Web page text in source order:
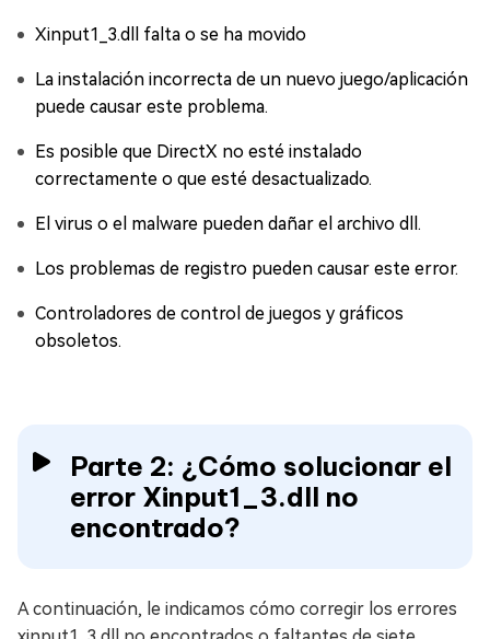
Xinput1_3.dll falta o se ha movido
La instalación incorrecta de un nuevo juego/aplicación
puede causar este problema.
Es posible que DirectX no esté instalado
correctamente o que esté desactualizado.
El virus o el malware pueden dañar el archivo dll.
Los problemas de registro pueden causar este error.
Controladores de control de juegos y gráficos
obsoletos.
Parte 2: ¿Cómo solucionar el
error Xinput1_3.dll no
encontrado?
A continuación, le indicamos cómo corregir los errores